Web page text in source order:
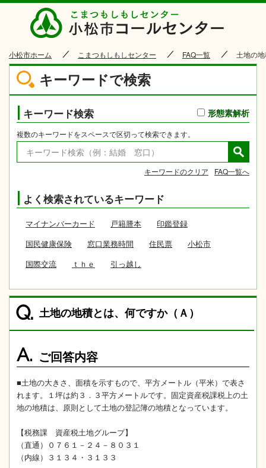
小松市ホーム こまつもしもしセンター FAQ一覧 土地の
キーワードで検索
キーワード検索 形態素解析
複数のキーワードをスペースで区切って検索できます。
キーワードのクリア FAQ一覧へ
よく検索されているキーワード
マイナンバーカード 戸籍謄本
印鑑登録
国民健康保険
窓口業務時間 住民票
小松市
国際交流
ｔｈｅ 引っ越し
Q. 土地の地積とは、何ですか（Ａ）
A. ご回答内容
■土地の大きさ、面積を示すもので、平方メートル（平米）で表さ
れます。１坪は約３．３平方メートルです。固定資産税課税上の土
地の地積は、原則として土地の登記簿の地積となっています。
【税務課 資産税土地グループ】
（直通）０７６１－２４－８０３１
（内線）３１３４・３１３３